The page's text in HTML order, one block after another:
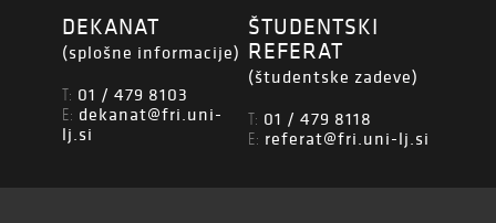
DEKANAT
(splošne informacije)
T: 01 / 479 8103
E: dekanat@fri.uni-
lj.si
ŠTUDENTSKI
REFERAT
(študentske zadeve)
T: 01 / 479 8118
E: referat@fri.uni-lj.si